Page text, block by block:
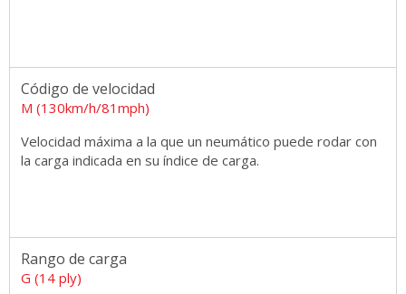
Código de velocidad
M (130km/h/81mph)
Velocidad máxima a la que un neumático puede rodar con
la carga indicada en su índice de carga.
Rango de carga
G (14 ply)